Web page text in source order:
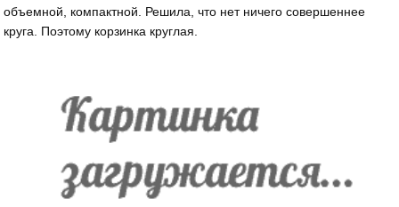
объемной, компактной. Решила, что нет ничего совершеннее
круга. Поэтому корзинка круглая.